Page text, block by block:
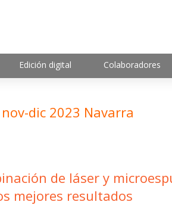
Edición digital Colaboradores
dic 2023 Navarra
de láser y
mejores resultados